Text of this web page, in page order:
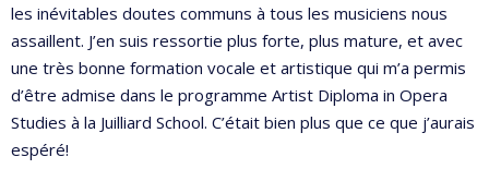
les inévitables doutes communs à tous les musiciens nous
assaillent. J’en suis ressortie plus forte, plus mature, et avec
une très bonne formation vocale et artistique qui m’a permis
d’être admise dans le programme Artist Diploma in Opera
Studies à la Juilliard School. C’était bien plus que ce que j’aurais
espéré!